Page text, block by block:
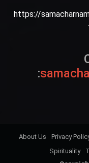
https://
:
About Us Privacy
Spirituality